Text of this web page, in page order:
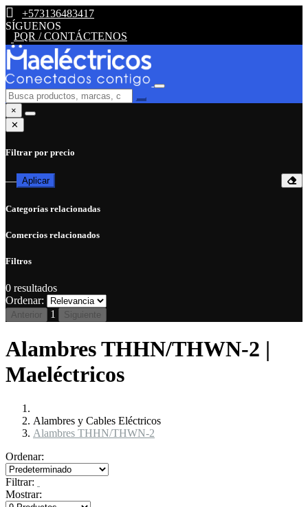
+573136483417
SÍGUENOS
PQR / CONTÁCTENOS
×
✕
Filtrar por precio
— Aplicar
Categorías relacionadas
Comercios relacionados
Filtros
0 resultados
Ordenar:
Anterior 1 Siguiente
Alambres THHN/THWN-2 |
Maeléctricos
Alambres y Cables Eléctricos
Alambres THHN/THWN-2
Ordenar:
Filtrar:
Mostrar: